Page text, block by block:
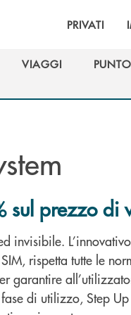
PRIVATI
VIAGGI
sul prezzo di
invisibile.
, rispetta tutte le
garantire
di utilizzo, Step